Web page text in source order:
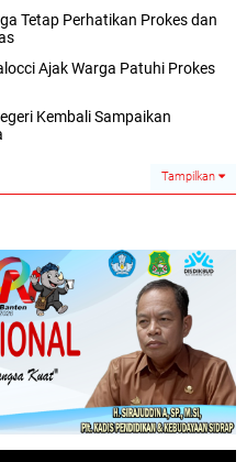
Tetap Perhatikan Prokes dan
Ajak Warga Patuhi Prokes
Kembali Sampaikan
Tampilkan